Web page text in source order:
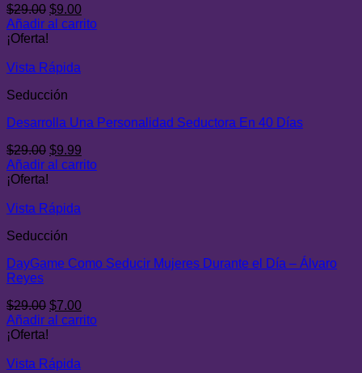
$29.00 El
precio
$29.00.
$9.00El
precio
Añadir al carrito
¡Oferta!
Vista Rápida
Seducción
Desarrolla Una Personalidad Seductora En 40 Días
$29.00 El
precio
$29.00.
$9.99
precio
Añadir al carrito
¡Oferta!
Vista Rápida
Seducción
DayGame Como Seducir Mujeres Durante el Día – Álvaro
Reyes
$29.00 El
precio
$29.00.
$7.00El
precio
Añadir al carrito
¡Oferta!
Vista Rápida